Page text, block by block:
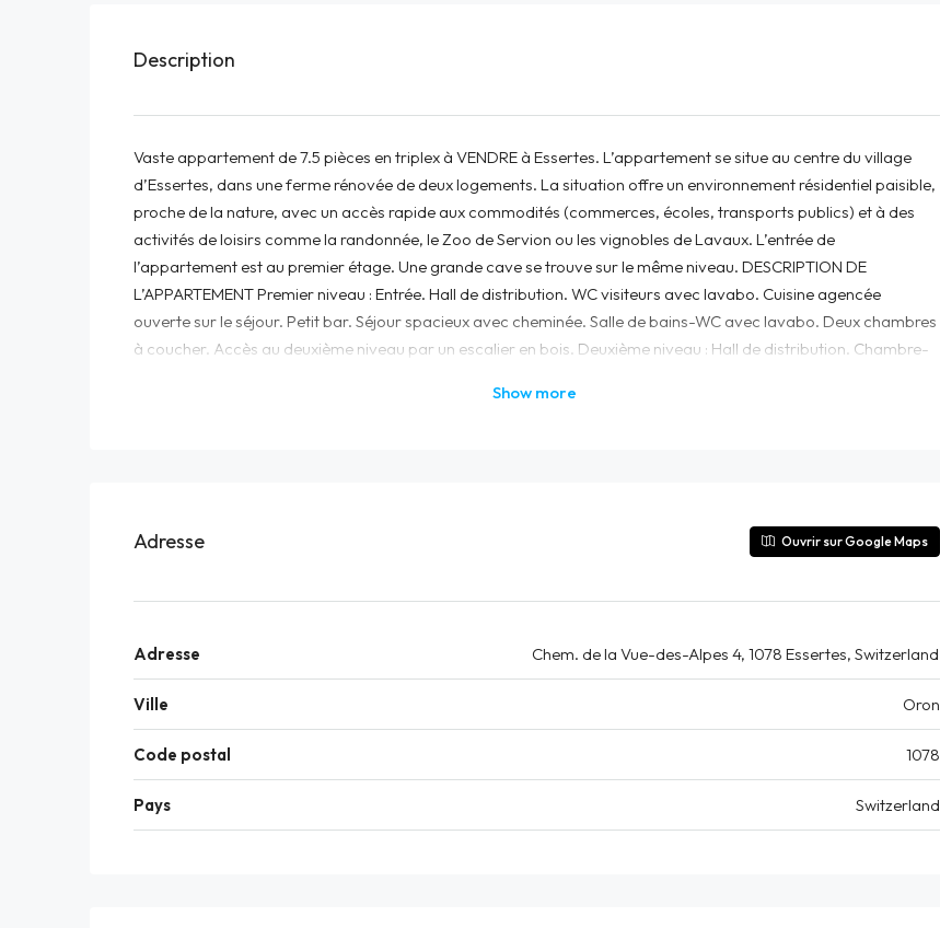
Description
Vaste appartement de 7.5 pièces en triplex à VENDRE à Essertes. L’appartement se situe au centre du village
d’Essertes, dans une ferme rénovée de deux logements. La situation offre un environnement résidentiel paisible,
proche de la nature, avec un accès rapide aux commodités (commerces, écoles, transports publics) et à des
activités de loisirs comme la randonnée, le Zoo de Servion ou les vignobles de Lavaux. L’entrée de
l’appartement est au premier étage. Une grande cave se trouve sur le même niveau. DESCRIPTION DE
L’APPARTEMENT Premier niveau : Entrée. Hall de distribution. WC visiteurs avec lavabo. Cuisine agencée
ouverte sur le séjour. Petit bar. Séjour spacieux avec cheminée. Salle de bains-WC avec lavabo. Deux chambres
à coucher. Accès au deuxième niveau par un escalier en bois. Deuxième niveau : Hall de distribution. Chambre-
de lavage. Accès au dernier niveau du logement par un escalier en bois. Troisième niveau : Mezzanine
Show more
Adresse Ouvrir sur Google Maps
Adresse Chem. de la Vue-des-Alpes 4, 1078 Essertes, Switzerland
Ville Oron
Code postal 1078
Pays Switzerland